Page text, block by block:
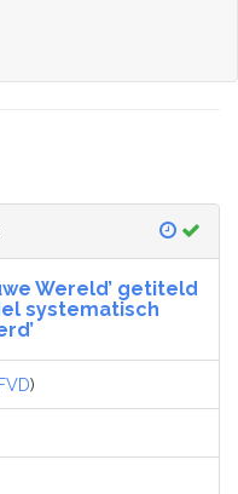
Wereld’ getiteld
systematisch
)